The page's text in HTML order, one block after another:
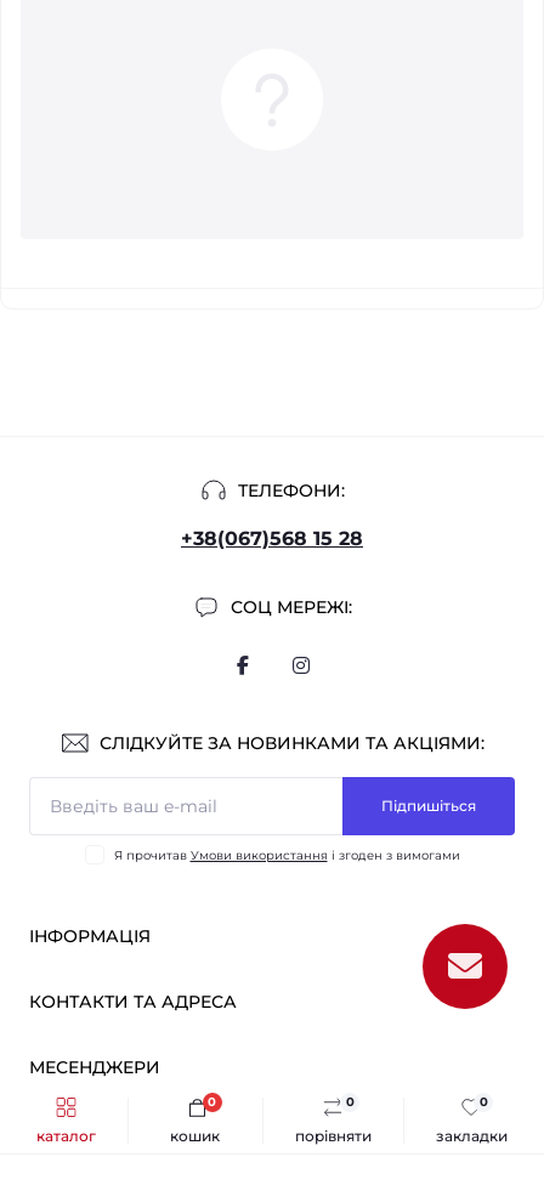
каталог порівняти
0
закладки
0
кошик
0
ТЕЛЕФОНИ:
+38(067)568 15 28
СОЦ МЕРЕЖІ:
СЛІДКУЙТЕ ЗА НОВИНКАМИ ТА АКЦІЯМИ:
Підпишіться
Я прочитав Умови використання і згоден з вимогами
ІНФОРМАЦІЯ
ОПТ
Про нас
Умови використання
Зворотній зв’язок
КОНТАКТИ ТА АДРЕСА
sensmarketlink@gmail.com
пн-пт: 10:00-18:00
МЕСЕНДЖЕРИ
Telegram
Sens Market © 2026